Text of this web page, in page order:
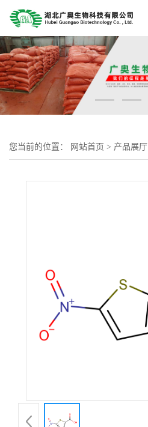
您当前的位置： 网站首页 > 产品展厅